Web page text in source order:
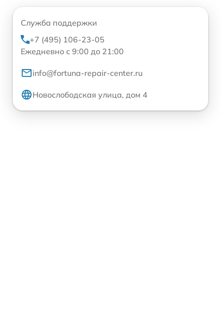
Служба поддержки
+7 (495) 106-23-05
Ежедневно с 9:00 до 21:00
info@fortuna-repair-center.ru
Новослободская улица, дом 4